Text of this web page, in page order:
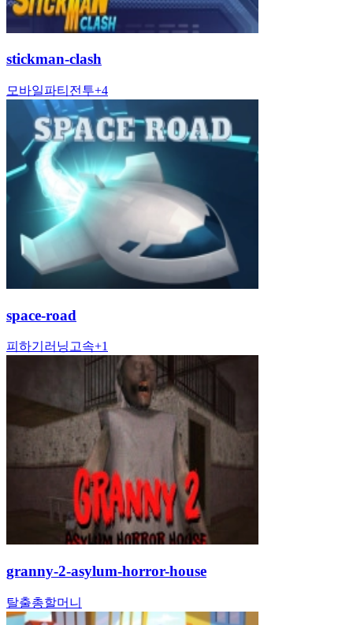
stickman-clash
모바일파티 전투+4
space-road
피하기 러닝고속+1
granny-2-asylum-horror-house
탈출총할머니